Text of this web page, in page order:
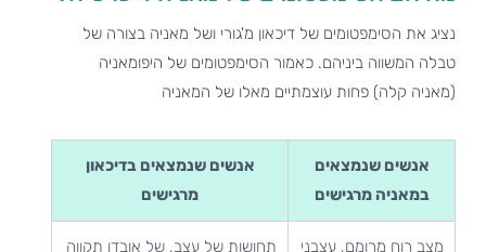
נציג את הסימפטומים של דיכאון מ'גורי ושל מאניה בצורה של
טבלה המשווה ביניהם. כאמור הסימפטומים של היפומאניה
(מאניה קלה) פחות עוצמתיים מאלו של המאניה
אנשים שנמצאים
במאניה מרגישים
אנשים שנמצאים בדיכאון
מרגישים
מצב רוח מרומם, עצבני
תחושות של עצב, של אובדן תקווה